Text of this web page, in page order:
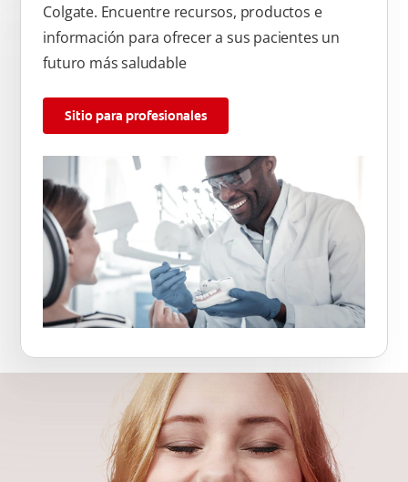
Colgate. Encuentre recursos, productos e
información para ofrecer a sus pacientes un
futuro más saludable
Sitio para profesionales